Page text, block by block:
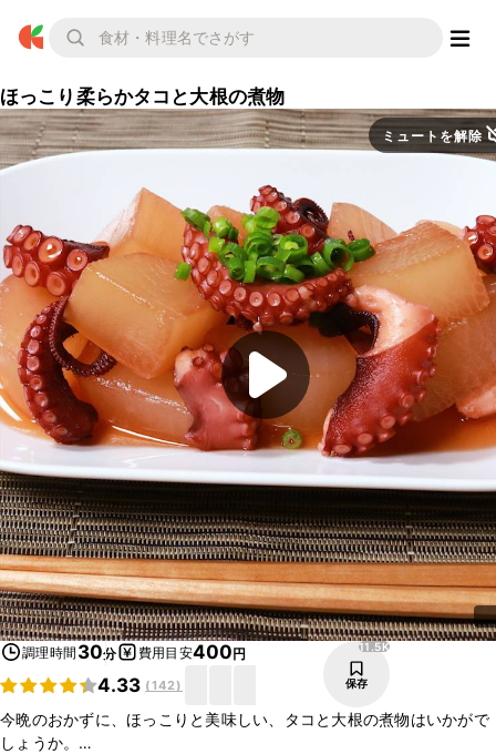
ほっこり柔らかタコと大根の煮物
ミュートを解除
調理時間 30分 費用目安400円
4.33 (142)
11.5K
保存
今晩のおかずに、ほっこりと美味しい、タコと大根の煮物はいかがで
しょうか。